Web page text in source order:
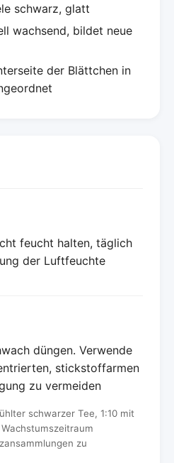
schwarz, glatt
wachsend, bildet neue
der Blättchen in
feucht halten, täglich
der Luftfeuchte
düngen. Verwende
stickstoffarmen
zu vermeiden
schwarzer Tee, 1:10 mit
zu